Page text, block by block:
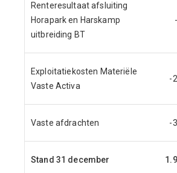
Renteresultaat afsluiting
Horapark en Harskamp
uitbreiding BT
Exploitatiekosten Materiële
Vaste Activa
-
Vaste afdrachten -
Stand 31 december